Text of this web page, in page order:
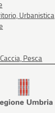
Urbanistica
Pesca